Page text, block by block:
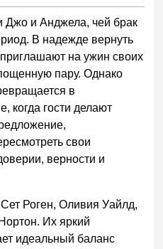
Джо и Анджела, чей брак
В надежде вернуть
на ужин своих
пару. Однако
в
когда гости делают
свои
верности и
Роген, Оливия Уайлд,
Их яркий
идеальный баланс